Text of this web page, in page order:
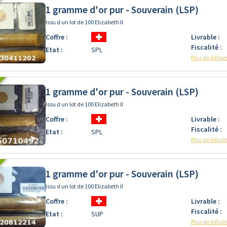
1 gramme d'or pur - Souverain (LSP)
Issu d un lot de 100 Elizabeth II
Coffre :
Etat :
SPL
Livrable :
Fiscalité :
Plus de
1 gramme d'or pur - Souverain (LSP)
Issu d un lot de 100 Elizabeth II
Coffre :
Etat :
SPL
Livrable :
Fiscalité :
Plus de
1 gramme d'or pur - Souverain (LSP)
Issu d un lot de 100 Elizabeth II
Coffre :
Etat :
SUP
Livrable :
Fiscalité :
Plus de